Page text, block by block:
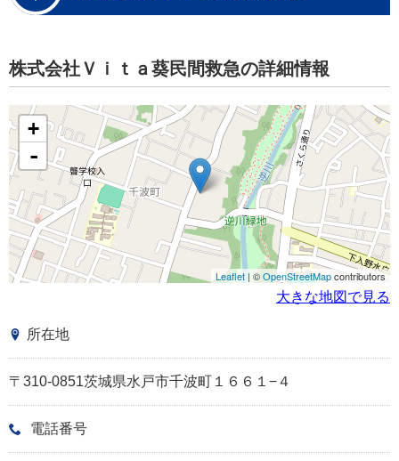
株式会社Ｖｉｔａ葵民間救急の詳細情報
+
-
Leaflet | ©OpenStreetMapcontributors
大きな地図で見る
所在地
〒310-0851茨城県水戸市千波町１６６１−４
電話番号